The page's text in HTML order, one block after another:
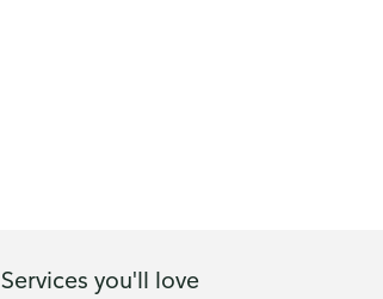
Services you'll love